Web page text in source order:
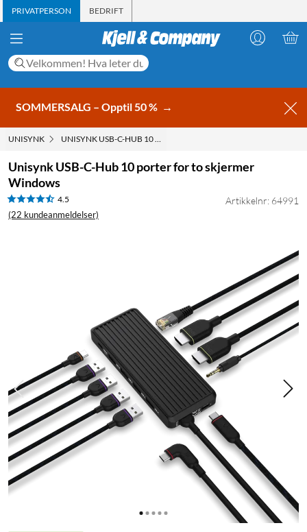
PRIVATPERSON BEDRIFT
SOMMERSALG – Opptil 50 % →
UNISYNK UNISYNK USB-C-HUB 10 PORTER FOR TO SKJERMER WINDOWS
Unisynk USB-C-Hub 10 porter for to skjermer
Windows
4.5
(22 kundeanmeldelser)
Artikkelnr: 64991